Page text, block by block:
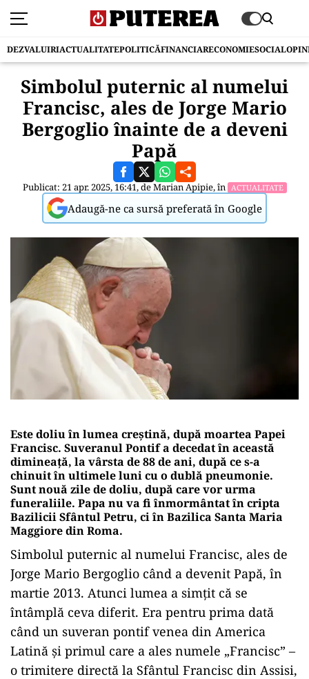
DEZVALUIRIACTUALITATEPOLITICĂFINANCIARECONOMIESOCIAL
Simbolul puternic al numelui
Francisc, ales de Jorge Mario
Bergoglio înainte de a deveni
Papă
Publicat: 21 apr. 2025, 16:41, deMarian Apipie, în ACTUALITATE
Adaugă-ne ca sursă preferată în Google
Este doliu în lumea creștină, după moartea Papei
Francisc. Suveranul Pontif a decedat în această
dimineață, la vârsta de 88 de ani, după ce s-a
chinuit în ultimele luni cu o dublă pneumonie.
Sunt nouă zile de doliu, după care vor urma
funeraliile. Papa nu va fi înmormântat în cripta
Bazilicii Sfântul Petru, ci în Bazilica Santa Maria
Maggiore din Roma.
Simbolul puternic al numelui Francisc, ales de
Jorge Mario Bergoglio când a devenit Papă, în
martie 2013. Atunci lumea a simțit că se
întâmplă ceva diferit. Era pentru prima dată
când un suveran pontif venea din America
Latină și primul care a ales numele „Francisc” –
o trimitere directă la Sfântul Francisc din Assisi,